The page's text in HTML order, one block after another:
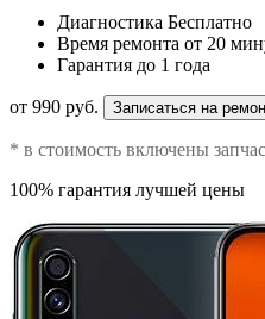
Диагностика Бесплатно
Время ремонта от 20
Гарантия до 1 года
от 990 руб. Записаться на
* в стоимость включены
100% гарантия лучшей цены